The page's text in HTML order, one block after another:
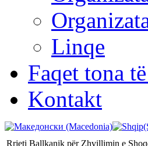
Linqe
Faqet tona
Kontakt
Rrjeti Ballkanik për Zhvillimin e